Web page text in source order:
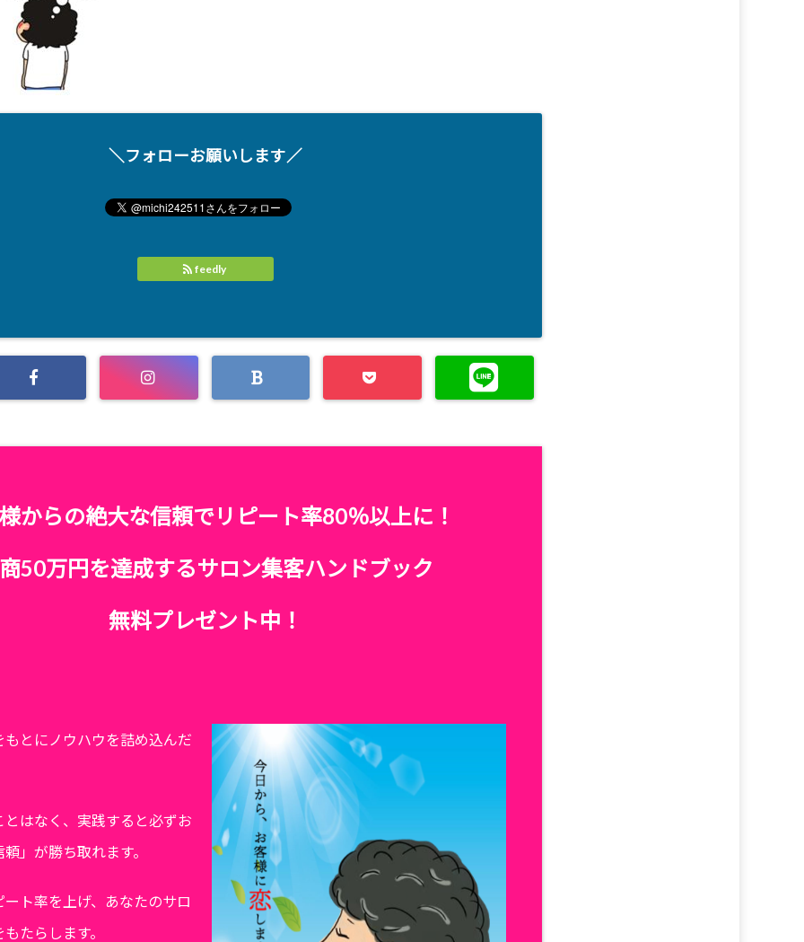
＼フォローお願いします／
feedly
からの絶大な信頼でリピート率80％以上に！
50万円を達成するサロン集客ハンドブック
無料プレゼント中！
もとにノウハウを詰め込んだ
とはなく、実践すると必ずお
」が勝ち取れます。
ト率を上げ、あなたのサロ
たらします。